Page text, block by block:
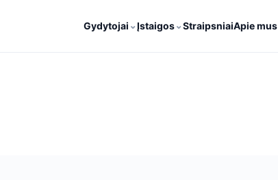
Gydytojai ⌄Įstaigos⌄StraipsniaiApie mus